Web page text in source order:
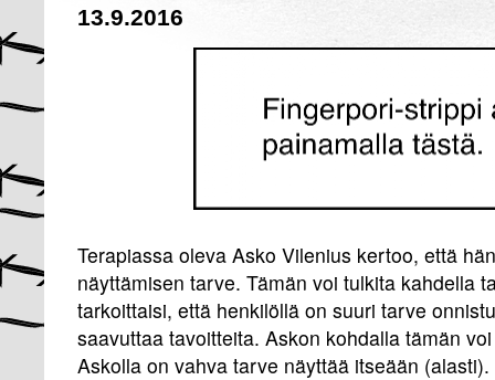
13.9.2016
Terapiassa oleva Asko Vilenius kertoo, että
näyttämisen tarve. Tämän voi tulkita kahdella
tarkoittaisi, että henkilöllä on suuri tarve
saavuttaa tavoitteita. Askon kohdalla tämän
Askolla on vahva tarve näyttää itseään (alasti).